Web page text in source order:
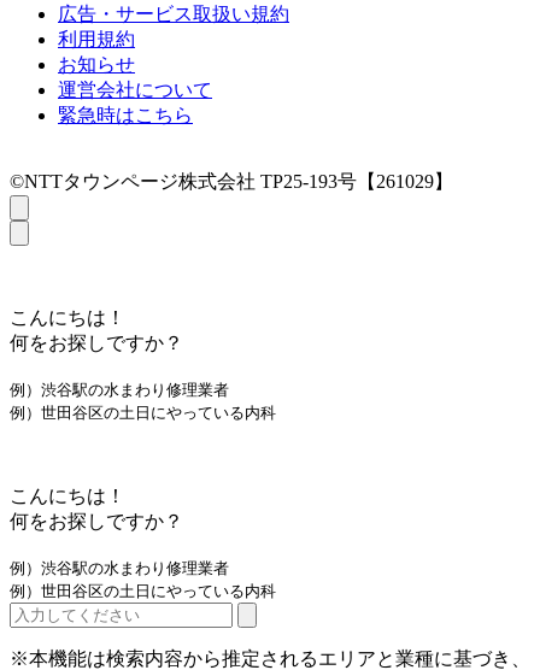
広告・サービス取扱い規約
利用規約
お知らせ
運営会社について
緊急時はこちら
©NTTタウンページ株式会社 TP25-193号【261029】
こんにちは！
何をお探しですか？
例）渋谷駅の水まわり修理業者
例）世田谷区の土日にやっている内科
こんにちは！
何をお探しですか？
例）渋谷駅の水まわり修理業者
例）世田谷区の土日にやっている内科
※本機能は検索内容から推定されるエリアと業種に基づき、